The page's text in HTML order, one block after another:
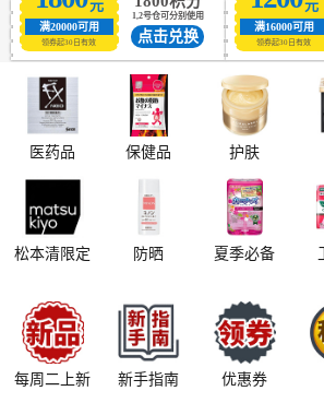
满20000可用
领券起30日有效
1,2号仓可分别使用
点击兑换
满16000可用
领券起30日有效
医药品 保健品 护肤
松本清限定 防晒 夏季必备
每周二上新 新手指南 优惠券